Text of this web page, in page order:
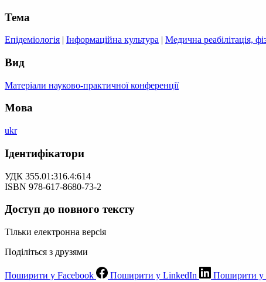
Тема
Епідеміологія | Інформаційна культура | Медична реабілітація,
Вид
Матеріали науково-практичної конференції
Мова
ukr
Ідентифікатори
УДК 355.01:316.4:614
ISBN 978-617-8680-73-2
Доступ до повного тексту
Тільки електронна версія
Поділіться з друзями
Поширити у Facebook Поширити у LinkedIn Поширити у